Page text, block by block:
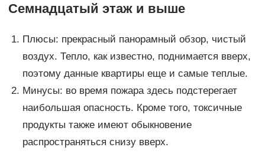
Семнадцатый этаж и выше
Плюсы: прекрасный панорамный обзор, чистый
воздух. Тепло, как известно, поднимается вверх,
поэтому данные квартиры еще и самые теплые.
Минусы: во время пожара здесь подстерегает
наибольшая опасность. Кроме того, токсичные
продукты также имеют обыкновение
распространяться снизу вверх.